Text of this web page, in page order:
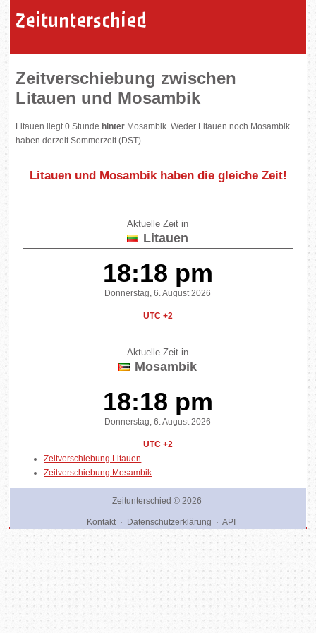
Zeitunterschied
Zeitverschiebung zwischen
Litauen und Mosambik
Litauen liegt 0 Stundehinter Mosambik. Weder Litauen noch Mosambik
haben derzeit Sommerzeit (DST).
Litauen und Mosambik haben die gleiche Zeit!
Aktuelle Zeit in
Litauen
18:18 pm
Donnerstag, 6. August 2026
UTC +2
Aktuelle Zeit in
Mosambik
18:18 pm
Donnerstag, 6. August 2026
UTC +2
Zeitverschiebung Litauen
Zeitverschiebung Mosambik
Zeitunterschied © 2026
Kontakt· Datenschutzerklärung · API